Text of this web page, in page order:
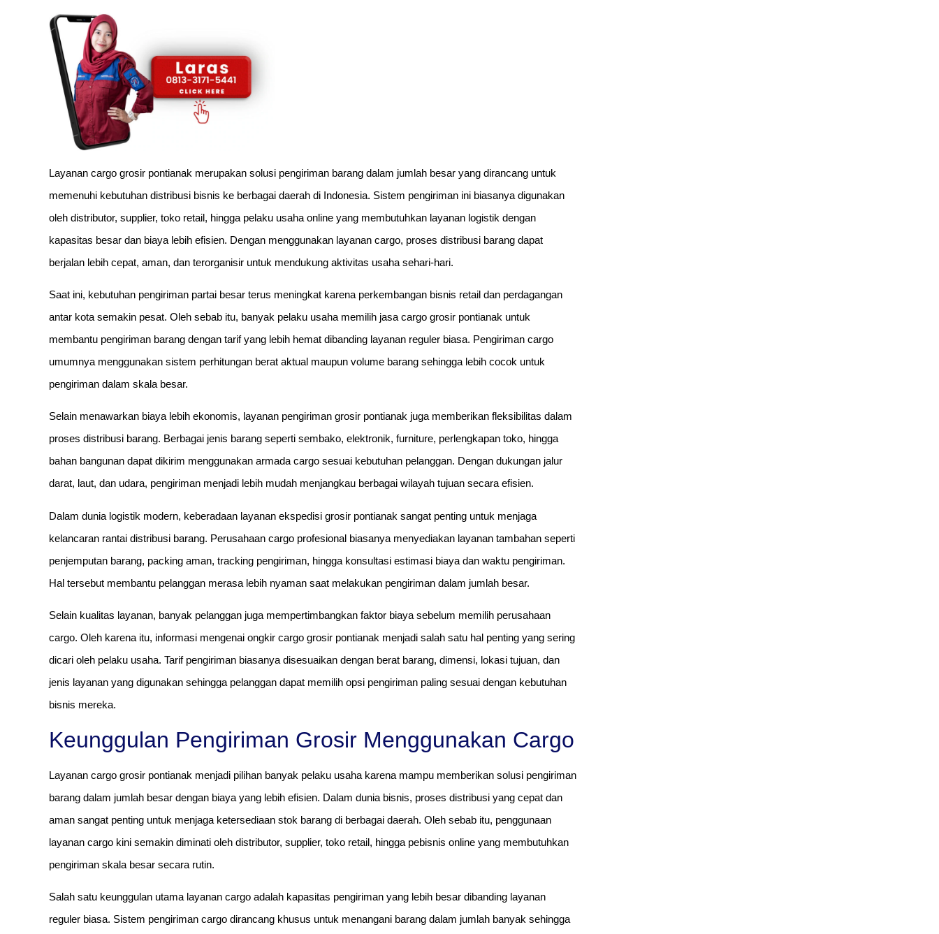
Layanan cargo grosir pontianak merupakan solusi pengiriman barang dalam jumlah besar yang dirancang untuk
memenuhi kebutuhan distribusi bisnis ke berbagai daerah di Indonesia. Sistem pengiriman ini biasanya digunakan
oleh distributor, supplier, toko retail, hingga pelaku usaha online yang membutuhkan layanan logistik dengan
kapasitas besar dan biaya lebih efisien. Dengan menggunakan layanan cargo, proses distribusi barang dapat
berjalan lebih cepat, aman, dan terorganisir untuk mendukung aktivitas usaha sehari-hari.
Saat ini, kebutuhan pengiriman partai besar terus meningkat karena perkembangan bisnis retail dan perdagangan
antar kota semakin pesat. Oleh sebab itu, banyak pelaku usaha memilih jasa cargo grosir pontianak untuk
membantu pengiriman barang dengan tarif yang lebih hemat dibanding layanan reguler biasa. Pengiriman cargo
umumnya menggunakan sistem perhitungan berat aktual maupun volume barang sehingga lebih cocok untuk
pengiriman dalam skala besar.
Selain menawarkan biaya lebih ekonomis, layanan pengiriman grosir pontianak juga memberikan fleksibilitas dalam
proses distribusi barang. Berbagai jenis barang seperti sembako, elektronik, furniture, perlengkapan toko, hingga
bahan bangunan dapat dikirim menggunakan armada cargo sesuai kebutuhan pelanggan. Dengan dukungan jalur
darat, laut, dan udara, pengiriman menjadi lebih mudah menjangkau berbagai wilayah tujuan secara efisien.
Dalam dunia logistik modern, keberadaan layanan ekspedisi grosir pontianak sangat penting untuk menjaga
kelancaran rantai distribusi barang. Perusahaan cargo profesional biasanya menyediakan layanan tambahan seperti
penjemputan barang, packing aman, tracking pengiriman, hingga konsultasi estimasi biaya dan waktu pengiriman.
Hal tersebut membantu pelanggan merasa lebih nyaman saat melakukan pengiriman dalam jumlah besar.
Selain kualitas layanan, banyak pelanggan juga mempertimbangkan faktor biaya sebelum memilih perusahaan
cargo. Oleh karena itu, informasi mengenai ongkir cargo grosir pontianak menjadi salah satu hal penting yang sering
dicari oleh pelaku usaha. Tarif pengiriman biasanya disesuaikan dengan berat barang, dimensi, lokasi tujuan, dan
jenis layanan yang digunakan sehingga pelanggan dapat memilih opsi pengiriman paling sesuai dengan kebutuhan
bisnis mereka.
Keunggulan Pengiriman Grosir Menggunakan Cargo
Layanan cargo grosir pontianak menjadi pilihan banyak pelaku usaha karena mampu memberikan solusi pengiriman
barang dalam jumlah besar dengan biaya yang lebih efisien. Dalam dunia bisnis, proses distribusi yang cepat dan
aman sangat penting untuk menjaga ketersediaan stok barang di berbagai daerah. Oleh sebab itu, penggunaan
layanan cargo kini semakin diminati oleh distributor, supplier, toko retail, hingga pebisnis online yang membutuhkan
pengiriman skala besar secara rutin.
Salah satu keunggulan utama layanan cargo adalah kapasitas pengiriman yang lebih besar dibanding layanan
reguler biasa. Sistem pengiriman cargo dirancang khusus untuk menangani barang dalam jumlah banyak sehingga